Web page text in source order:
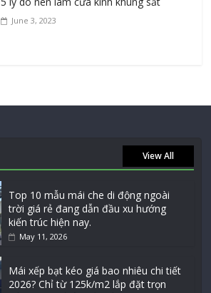
June 3, 2023
View All
Top 10 mẫu mái che di động ngoài
trời giá rẻ đang dẫn đầu xu hướng
kiến trúc hiện nay.
May 11, 2026
Mái xếp bạt kéo giá bao nhiêu chi tiết
2026? Chỉ từ 125k/m2 lắp đặt trọn